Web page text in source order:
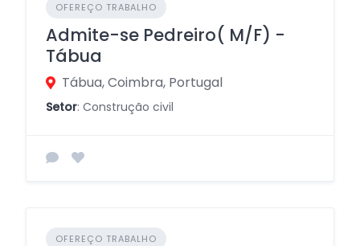
OFEREÇO TRABALHO
Admite-se Pedreiro( M/F) -
Tábua
Tábua, Coimbra, Portugal
Setor: Construção civil
OFEREÇO TRABALHO